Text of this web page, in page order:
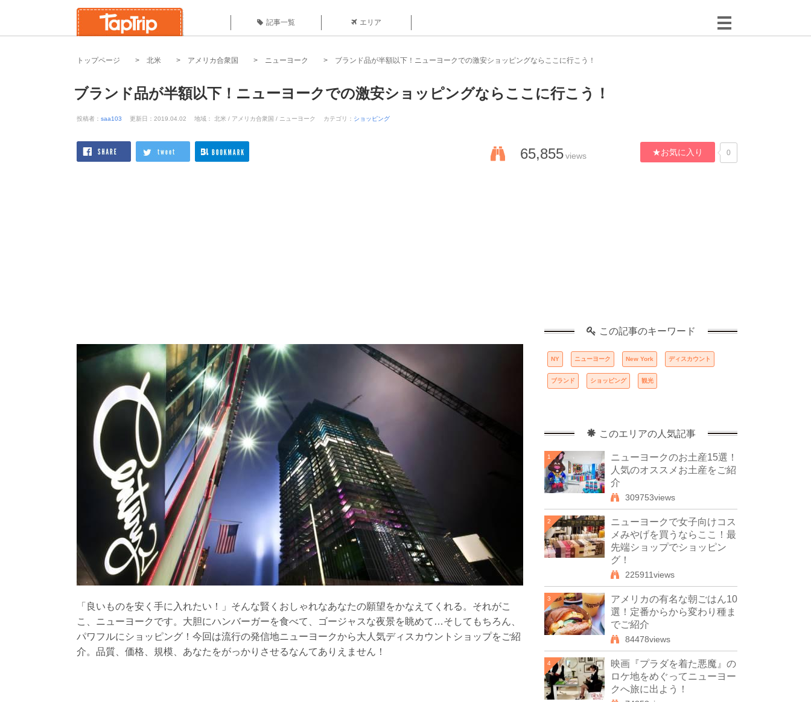
記事一覧 エリア
トップページ 北米 アメリカ合衆国 ニューヨーク ブランド品が半額以下！ニューヨークでの激安ショッピングならここに行こう！
ブランド品が半額以下！ニューヨークでの激安ショッピングならここに行こう！
投稿者： saa103 更新日：2019.04.02 地域： 北米 / アメリカ合衆国 / ニューヨーク カテゴリ： ショッピング
65,855views ★お気に入り 0
「良いものを安く手に入れたい！」そんな賢くおしゃれなあなたの願望をかなえてくれる。それがこ
こ、ニューヨークです。大胆にハンバーガーを食べて、ゴージャスな夜景を眺めて…そしてもちろん、
パワフルにショッピング！今回は流行の発信地ニューヨークから大人気ディスカウントショップをご紹
介。品質、価格、規模、あなたをがっかりさせるなんてありえません！
この記事のキーワード
NY ニューヨーク New York ディスカウント
ブランド ショッピング 観光
このエリアの人気記事
1
ニューヨークのお土産15選！
人気のオススメお土産をご紹
介
309753views
2
ニューヨークで女子向けコス
メみやげを買うならここ！最
先端ショップでショッピン
グ！
225911views
3
アメリカの有名な朝ごはん10
選！定番からから変わり種ま
でご紹介
84478views
4
映画『プラダを着た悪魔』の
ロケ地をめぐってニューヨー
クへ旅に出よう！